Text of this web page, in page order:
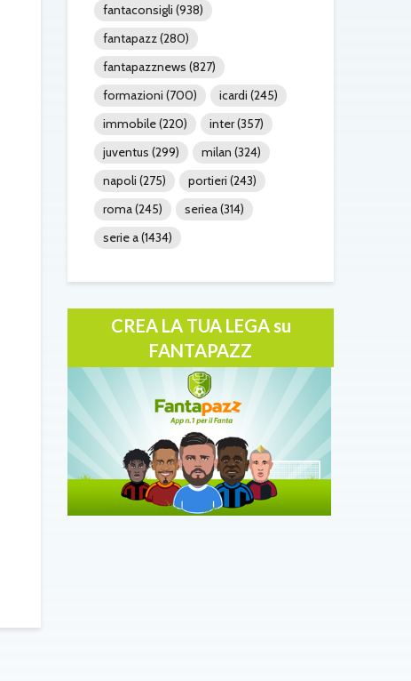
fantaconsigli (938)
fantapazz(280)
fantapazznews (827)
formazioni (700) icardi (245)
immobile(220) inter(357)
juventus (299) milan (324)
napoli (275) portieri (243)
roma(245) seriea(314)
serie a(1434)
CREA LA TUA LEGA su
FANTAPAZZ